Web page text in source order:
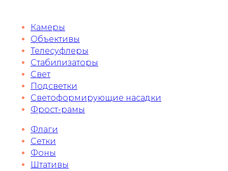
Камеры
Объективы
Телесуфлеры
Стабилизаторы
Свет
Подсветки
Светоформирующие насадки
Фрост-рамы
Флаги
Сетки
Фоны
Штативы